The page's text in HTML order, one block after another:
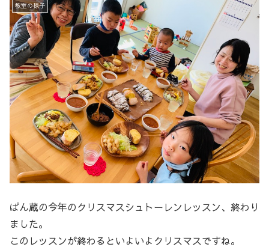
教室の様子
ぱん蔵の今年のクリスマスシュトーレンレッスン、終わり
ました。
このレッスンが終わるといよいよクリスマスですね。